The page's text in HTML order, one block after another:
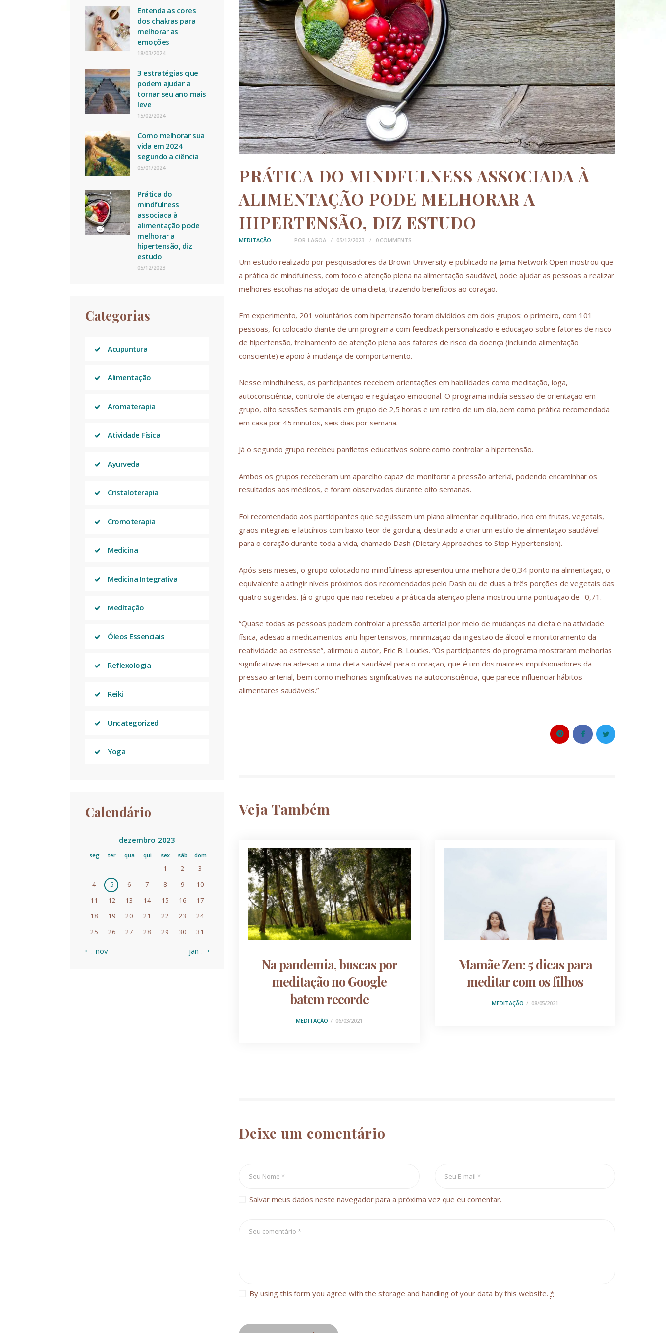
PRÁTICA DO MINDFULNESS ASSOCIADA À
ALIMENTAÇÃO PODE MELHORAR A
HIPERTENSÃO, DIZ ESTUDO
MEDITAÇÃO POR LAGOA 05/12/2023 0 COMMENTS
Um estudo realizado por pesquisadores da Brown University e publicado na Jama Network Open mostrou que
a prática de mindfulness, com foco e atenção plena na alimentação saudável, pode ajudar as pessoas a realizar
melhores escolhas na adoção de uma dieta, trazendo benefícios ao coração.
Em experimento, 201 voluntários com hipertensão foram divididos em dois grupos: o primeiro, com 101
pessoas, foi colocado diante de um programa com feedback personalizado e educação sobre fatores de risco
de hipertensão, treinamento de atenção plena aos fatores de risco da doença (incluindo alimentação
consciente) e apoio à mudança de comportamento.
Nesse mindfulness, os participantes recebem orientações em habilidades como meditação, ioga,
autoconsciência, controle de atenção e regulação emocional. O programa incluía sessão de orientação em
grupo, oito sessões semanais em grupo de 2,5 horas e um retiro de um dia, bem como prática recomendada
em casa por 45 minutos, seis dias por semana.
Já o segundo grupo recebeu panfletos educativos sobre como controlar a hipertensão.
Ambos os grupos receberam um aparelho capaz de monitorar a pressão arterial, podendo encaminhar os
resultados aos médicos, e foram observados durante oito semanas.
Foi recomendado aos participantes que seguissem um plano alimentar equilibrado, rico em frutas, vegetais,
grãos integrais e laticínios com baixo teor de gordura, destinado a criar um estilo de alimentação saudável
para o coração durante toda a vida, chamado Dash (Dietary Approaches to Stop Hypertension).
Após seis meses, o grupo colocado no mindfulness apresentou uma melhora de 0,34 ponto na alimentação, o
equivalente a atingir níveis próximos dos recomendados pelo Dash ou de duas a três porções de vegetais das
quatro sugeridas. Já o grupo que não recebeu a prática da atenção plena mostrou uma pontuação de -0,71.
“Quase todas as pessoas podem controlar a pressão arterial por meio de mudanças na dieta e na atividade
física, adesão a medicamentos anti-hipertensivos, minimização da ingestão de álcool e monitoramento da
reatividade ao estresse”, afirmou o autor, Eric B. Loucks. “Os participantes do programa mostraram melhorias
significativas na adesão a uma dieta saudável para o coração, que é um dos maiores impulsionadores da
pressão arterial, bem como melhorias significativas na autoconsciência, que parece influenciar hábitos
alimentares saudáveis.”
Veja Também
Na pandemia, buscas por
meditação no Google
batem recorde
MEDITAÇÃO 06/03/2021
Mamãe Zen: 5 dicas para
meditar com os filhos
MEDITAÇÃO 08/05/2021
Deixe um comentário
Salvar meus dados neste navegador para a próxima vez que eu comentar.
By using this form you agree with the storage and handling of your data by this website. *
Entenda as cores
dos chakras para
melhorar as
emoções
18/03/2024
3 estratégias que
podem ajudar a
tornar seu ano mais
leve
15/02/2024
Como melhorar sua
vida em 2024
segundo a ciência
05/01/2024
Prática do
mindfulness
associada à
alimentação pode
melhorar a
hipertensão, diz
estudo
05/12/2023
Categorias
Acupuntura
Alimentação
Aromaterapia
Atividade Física
Ayurveda
Cristaloterapia
Cromoterapia
Medicina
Medicina Integrativa
Meditação
Óleos Essenciais
Reflexologia
Reiki
Uncategorized
Yoga
Calendário
dezembro 2023
seg ter qua qui sex sáb dom
1 2
3
4
5 6 7 8 9
10
11
12 13 14 15 16
17
18
19 20 21 22 23
24
25
26 27 28 29 30 31
« nov jan »